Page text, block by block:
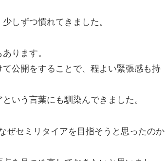
しずつ慣れてきました。
ります。
公開をすることで、程よい緊張感も持
いう言葉にも馴染んできました。
ぜセミリタイアを目指そうと思ったのか